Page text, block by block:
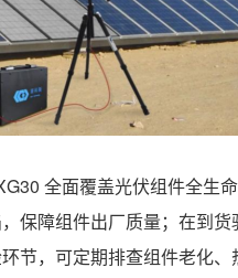
全面覆盖光伏组件全生
保障组件出厂质量；在到
节，可定期排查组件老化